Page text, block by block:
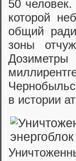
50
которой
общий
зоны
в истории